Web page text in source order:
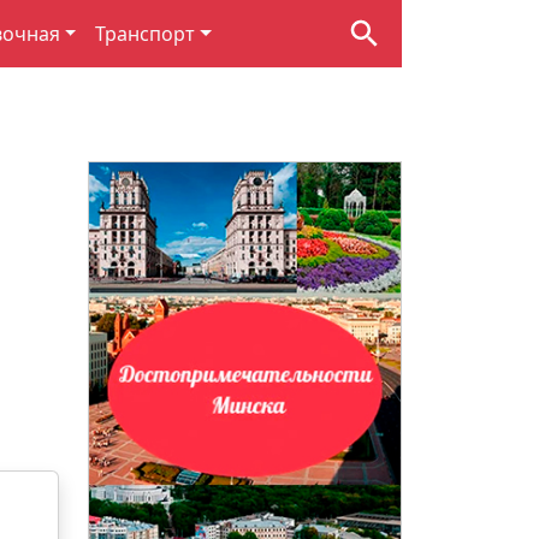
Транспорт